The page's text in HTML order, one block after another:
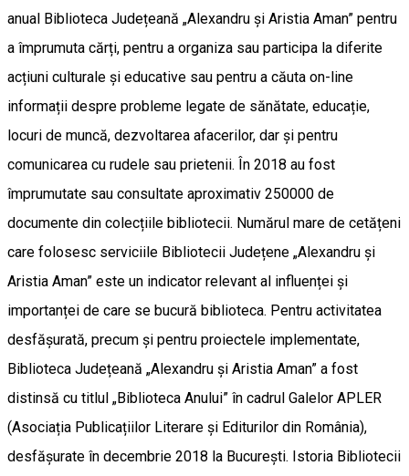
anual Biblioteca Județeană „Alexandru și Aristia Aman” pentru
a împrumuta cărți, pentru a organiza sau participa la diferite
acțiuni culturale și educative sau pentru a căuta on-line
informații despre probleme legate de sănătate, educație,
locuri de muncă, dezvoltarea afacerilor, dar și pentru
comunicarea cu rudele sau prietenii. În 2018 au fost
împrumutate sau consultate aproximativ 250000 de
documente din colecțiile bibliotecii. Numărul mare de cetățeni
care folosesc serviciile Bibliotecii Județene „Alexandru și
Aristia Aman” este un indicator relevant al influenței și
importanței de care se bucură biblioteca. Pentru activitatea
desfășurată, precum și pentru proiectele implementate,
Biblioteca Județeană „Alexandru și Aristia Aman” a fost
distinsă cu titlul „Biblioteca Anului” în cadrul Galelor APLER
(Asociația Publicațiilor Literare și Editurilor din România),
desfășurate în decembrie 2018 la București. Istoria Bibliotecii